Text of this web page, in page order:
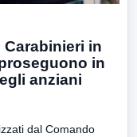
Carabinieri in
in
anziani
dal Comando